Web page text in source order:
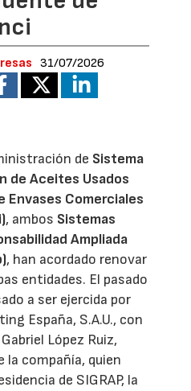
31/07/2026
de Sistema
de Aceites Usados
Envases Comerciales
, ambos Sistemas
Ampliada
, han acordado renovar
entidades. El pasado
a ser ejercida por
España, S.A.U., con
López Ruiz,
la compañía, quien
de SIGRAP, la